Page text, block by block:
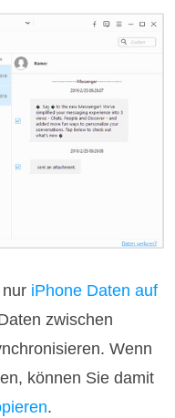
iPhone Daten auf
zwischen
Wenn
können Sie damit
.